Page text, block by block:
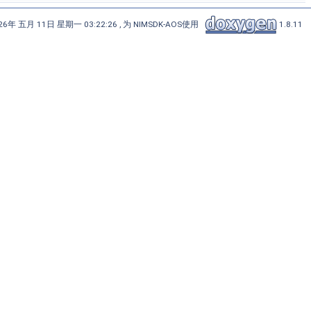
年 五月 11日 星期一 03:22:26 , 为 NIMSDK-AOS使用 1.8.11